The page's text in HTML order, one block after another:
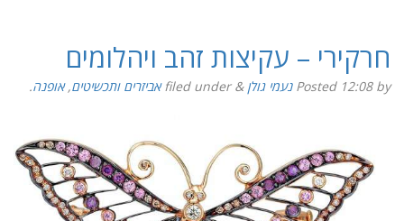
חרקירי – עקיצות זהב ויהלומים
Posted 12:08by נעמי גולן &
filed under אביזרים ותכשיטים,אופנה.